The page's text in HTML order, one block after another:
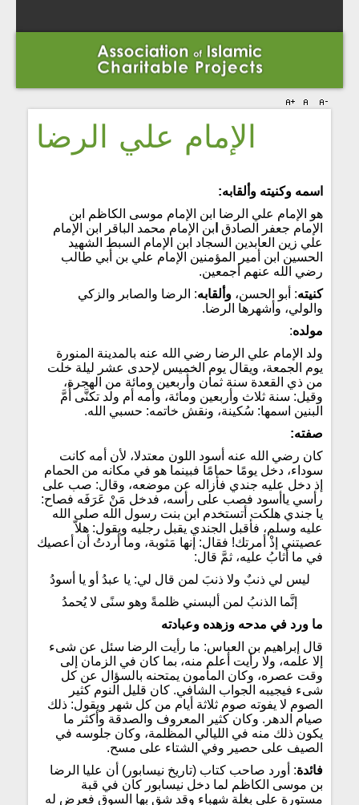
الإمام علي الرضا
اسمه وكنيته وألقابه:
هو الإمام علي الرضا ابن الإمام موسى الكاظم ابن
الإمام جعفر الصادق بن الإمام محمد الباقر ابن الإمام
علي زين العابدين السجاد ابن الإمام السبط الشهيد
الحسين ابن أمير المؤمنين الإمام علي بن أبي طالب
رضي الله عنهم أجمعين.
كنيته: أبو الحسن،وألقابه: الرضا والصابر والزكي
والولي، وأشهرها الرضا.
مولده:
ولد الإمام علي الرضا رضي الله عنه بالمدينة المنورة
يوم الجمعة، ويقال يوم الخميس لإحدى عشر ليلة خلت
من ذي القعدة سنة ثمان وأربعين ومائة من الهجرة،
وقيل: سنة ثلاث وأربعين ومائة، وأمه أم ولد تكنَّى أُمَّ
البنين اسمها: سُكينة، ونقش خاتمه: حسبي الله.
صفته:
كان رضي الله عنه أسود اللون معتدلا، لأن أمه كانت
سوداء، دخل يومًا حمامًا فبينما هو في مكانه من الحمام
إذ دخل عليه جندي فأزاله عن موضعه، وقال: صب على
رأسي ياأسود فصب على رأسه، فدخل مَنْ عَرَفَه فصاح:
يا جندي هلكت أتستخدم ابن بنت رسول الله صلى الله
عليه وسلم، فأقبل الجندي يقبل رجليه ويقول: هلاّ
عصيتني إذْ أمرتك! فقال: إنها مَثوبة، وما أردتُ أن أعصيك
في ما أثابُ عليه، ثمَّ قال:
ليس لي ذنبٌ ولا ذنبَ لمن قال لي: يا عبدُ أو يا أسودُ
إنَّما الذنبُ لمن ألبسني ظلمةً وهو سنًى لا يُحمدُ
ما ورد في مدحه وزهده وعبادته
قال إبراهيم بن العباس: ما رأيت الرضا سئل عن شىء
إلا علمه، ولا رأيت أعلم منه، بما كان في الزمان إلى
وقت عصره، وكان المأمون يمتحنه بالسؤال عن كل
شىء فيجيبه الجواب الشافي. كان قليل النوم كثير
الصوم لا يفوته صوم ثلاثة أيام من كل شهر ويقول: ذلك
صيام الدهر. وكان كثير المعروف والصدقة وأكثر ما
يكون ذلك منه في الليالي المظلمة، وكان جلوسه في
الصيف على حصير وفي الشتاء على مسح.
فائدة: أورد صاحب كتاب (تاريخ نيسابور) أن عليا الرضا
بن موسى الكاظم لما دخل نيسابور كان في قبة
مستورة على بغلة شهباء وقد شق بها السوق فعرض له